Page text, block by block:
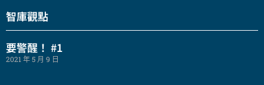
智庫觀點
要警醒！ #1
2021 年 5 月 9 日